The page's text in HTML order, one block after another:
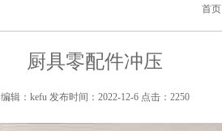
首页
厨具零配件冲压
编辑：kefu 发布时间：2022-12-6 点击：2250